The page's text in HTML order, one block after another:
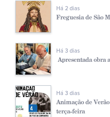
Há 2 dias
Freguesia de São
Há 3 dias
Apresentada obra
Há 3 dias
Animação de
terça-feira